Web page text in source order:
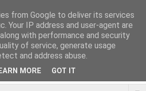
from Google to deliver its services
Your IP address and user-agent are
with performance and security
of service, generate usage
and address abuse.
MORE GOT IT